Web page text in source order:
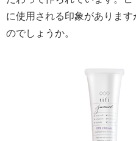
に使用される印象がありま
のでしょうか。